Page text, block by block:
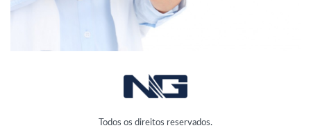
Todos os direitos reservados.